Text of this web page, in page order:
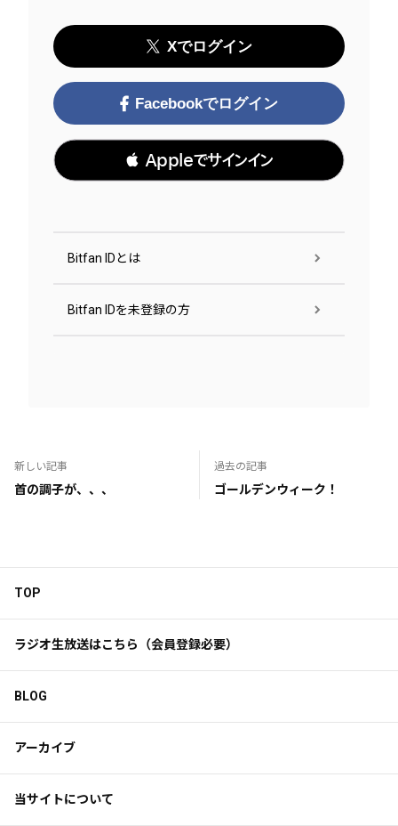
Xでログイン
Facebookでログイン
 Appleでサインイン
Bitfan IDとは
Bitfan IDを未登録の方
新しい記事
首の調子が、、、
過去の記事
ゴールデンウィーク！
TOP
ラジオ生放送はこちら（会員登録必要）
BLOG
アーカイブ
当サイトについて